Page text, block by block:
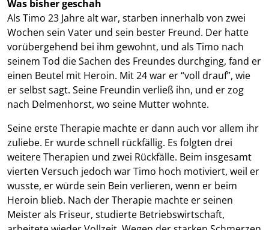
Was bisher geschah
Als Timo 23 Jahre alt war, starben innerhalb von zwei
Wochen sein Vater und sein bester Freund. Der hatte
vorübergehend bei ihm gewohnt, und als Timo nach
seinem Tod die Sachen des Freundes durchging, fand er
einen Beutel mit Heroin. Mit 24 war er “voll drauf”, wie
er selbst sagt. Seine Freundin verließ ihn, und er zog
nach Delmenhorst, wo seine Mutter wohnte.
Seine erste Therapie machte er dann auch vor allem ihr
zuliebe. Er wurde schnell rückfällig. Es folgten drei
weitere Therapien und zwei Rückfälle. Beim insgesamt
vierten Versuch jedoch war Timo hoch motiviert, weil er
wusste, er würde sein Bein verlieren, wenn er beim
Heroin blieb. Nach der Therapie machte er seinen
Meister als Friseur, studierte Betriebswirtschaft,